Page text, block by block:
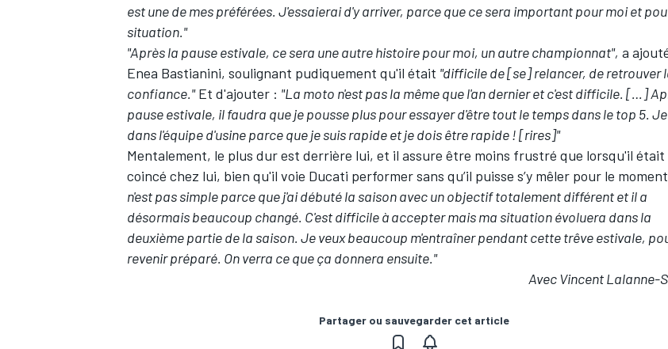
est une de mes préférées. J'essaierai d'y arriver, parce que ce sera important pour moi et
situation."
"Après la pause estivale, ce sera une autre histoire pour moi, un autre championnat", a
Enea Bastianini, soulignant pudiquement qu'il était "difficile de [se] relancer, de retrouver
confiance."Et d'ajouter : "La moto n'est pas la même que l'an dernier et c'est difficile. […]
pause estivale, il faudra que je pousse plus pour essayer d'être tout le temps dans le top 5.
dans l'équipe d'usine parce que je suis rapide et je dois être rapide ! [rires]"
Mentalement, le plus dur est derrière lui, et il assure être moins frustré que lorsqu'il était
coincé chez lui, bien qu'il voie Ducati performer sans qu’il puisse s’y mêler pour le
n'est pas simple parce que j'ai débuté la saison avec un objectif totalement différent et il a
désormais beaucoup changé. C'est difficile à accepter mais ma situation évoluera dans la
deuxième partie de la saison. Je veux beaucoup m'entraîner pendant cette trêve estivale,
revenir préparé. On verra ce que ça donnera ensuite."
Avec Vincent Lalanne-
Partager ou sauvegarder cet article